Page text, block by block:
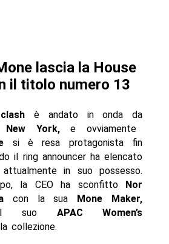
lascia la House
il titolo numero 13
è andato in onda da
New York,e ovviamente
si è resa protagonista fin
il ring announcer ha elencato
in suo possesso.
la CEO ha sconfitto
Nor
con la sua
Mone Maker,
il suo APAC Women’s
collezione.